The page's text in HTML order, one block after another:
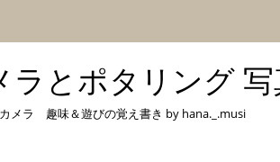
ラとポタリング
メラ 趣味＆遊びの覚え書き by hana._.musi